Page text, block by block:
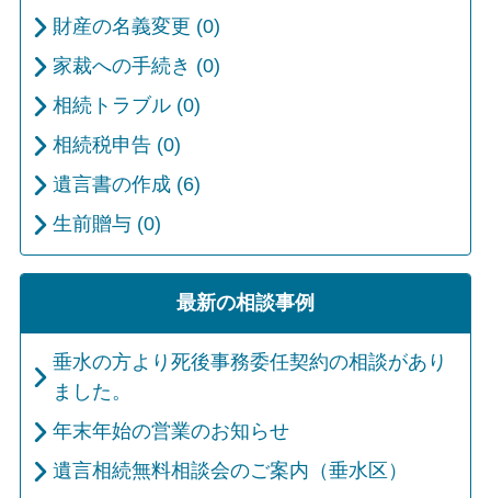
財産の名義変更 (0)
家裁への手続き (0)
相続トラブル (0)
相続税申告 (0)
遺言書の作成 (6)
生前贈与 (0)
最新の相談事例
垂水の方より死後事務委任契約の相談があり
ました。
年末年始の営業のお知らせ
遺言相続無料相談会のご案内（垂水区）